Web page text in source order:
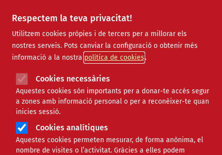
Respectem la teva privacitat!
Utilitzem cookies pròpies i de tercers per a millorar els
nostres serveis. Pots canviar la configuració o obtenir més
informació a la nostra política de cookies
Cookies necessàries
Aquestes cookies són importants per a donar-te accés segur
a zones amb informació personal o per a reconèixer-te quan
inicies sessió.
Cookies analítiques
Aquestes cookies permeten mesurar, de forma anònima, el
nombre de visites o l’activitat. Gràcies a elles podem
Andrea Motis